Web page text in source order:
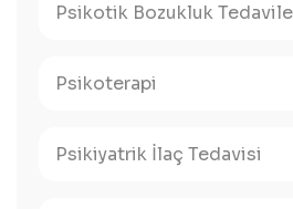
Psikotik Bozukluk
Psikoterapi
Psikiyatrik İlaç Tedavisi